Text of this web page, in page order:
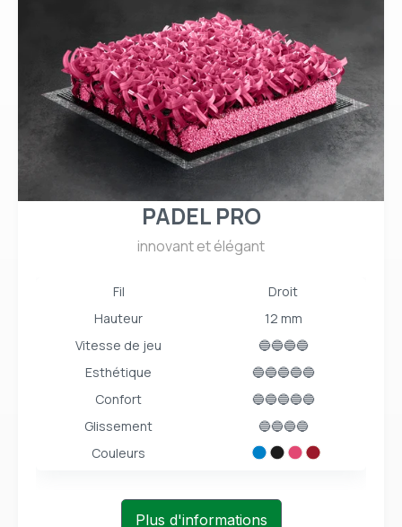
PADEL PRO
innovant et élégant
Fil
Droit
Hauteur
12 mm
Vitesse de jeu
🔵🔵🔵🔵
Esthétique
🔵🔵🔵🔵🔵
Confort
🔵🔵🔵🔵🔵
Glissement
🔵🔵🔵🔵
Couleurs
Plus d'informations